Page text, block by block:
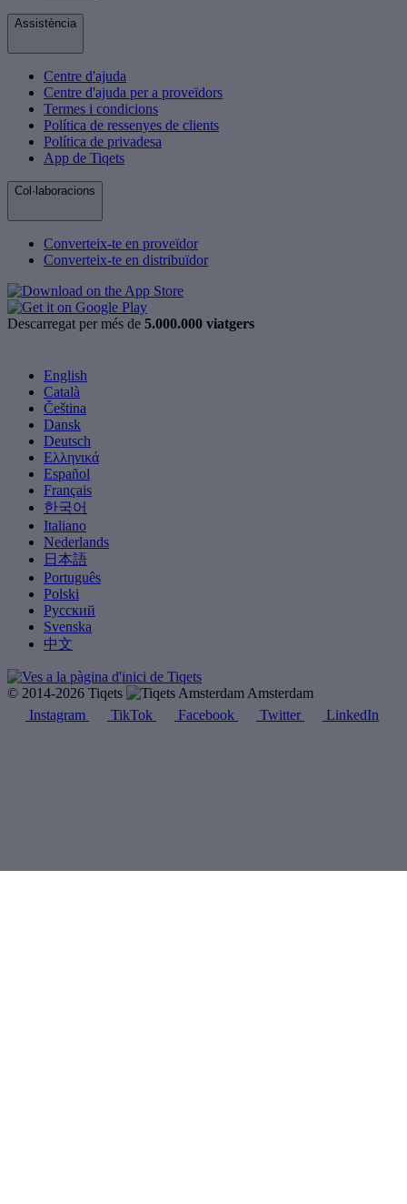
Assistència
Centre d'ajuda
Centre d'ajuda per a proveïdors
Termes i condicions
Política de ressenyes de clients
Política de privadesa
App de Tiqets
Col·laboracions
Converteix-te en proveïdor
Converteix-te en distribuïdor
Descarregat per més de 5.000.000 viatgers
English
Català
Čeština
Dansk
Deutsch
Ελληνικά
Español
Français
한국어
Italiano
Nederlands
日本語
Português
Polski
Русский
Svenska
中文
© 2014-2026 Tiqets
Amsterdam
Instagram
TikTok Facebook Twitter LinkedIn